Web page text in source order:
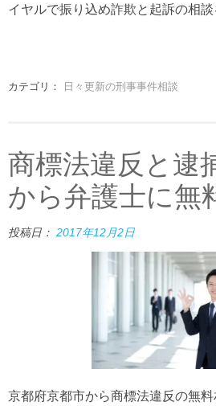
イヤルで振り込め詐欺と起訴の相談
カテゴリ： 日々更新の刑事事件相談
商標法違反と逮
から弁護士に無
投稿日： 2017年12月2日
京都府京都市から商標法違反の無